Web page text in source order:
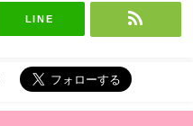
LINE